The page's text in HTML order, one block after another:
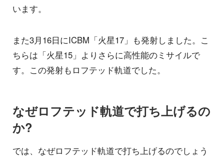
います。
また3月16日にICBM「火星17」も発射しました。こ
ちらは「火星15」よりさらに高性能のミサイルで
す。この発射もロフテッド軌道でした。
なぜロフテッド軌道で打ち上げるの
か?
では、なぜロフテッド軌道で打ち上げるのでしょう